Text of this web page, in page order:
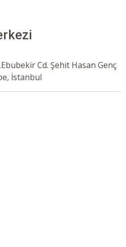
Cd. Şehit Hasan Genç
İstanbul